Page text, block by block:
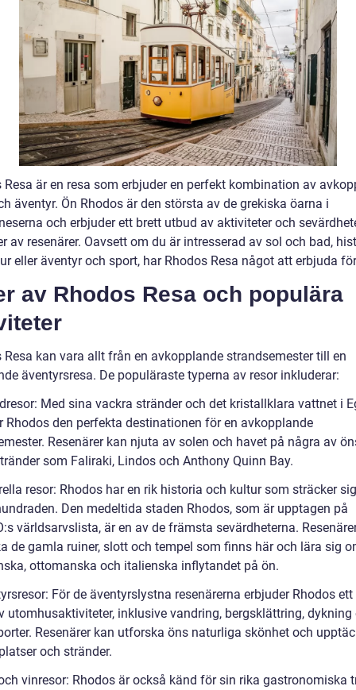
Resa är en resa som erbjuder en perfekt kombination av
äventyr. Ön Rhodos är den största av de grekiska öarna i
och erbjuder ett brett utbud av aktiviteter och
av resenärer. Oavsett om du är intresserad av sol och bad,
eller äventyr och sport, har Rhodos Resa något att erbjuda
av Rhodos Resa och populära
Resa kan vara allt från en avkopplande strandsemester till en
äventyrsresa. De populäraste typerna av resor inkluderar:
Med sina vackra stränder och det kristallklara vattnet i
Rhodos den perfekta destinationen för en avkopplande
Resenärer kan njuta av solen och havet på några av
som Faliraki, Lindos och Anthony Quinn Bay.
resor: Rhodos har en rik historia och kultur som sträcker
Den medeltida staden Rhodos, som är upptagen på
världsarvslista, är en av de främsta sevärdheterna.
de gamla ruiner, slott och tempel som finns här och lära sig
ottomanska och italienska inflytandet på ön.
För de äventyrslystna resenärerna erbjuder Rhodos
utomhusaktiviteter, inklusive vandring, bergsklättring, dykning
Resenärer kan utforska öns naturliga skönhet och
och stränder.
vinresor: Rhodos är också känd för sin rika gastronomiska